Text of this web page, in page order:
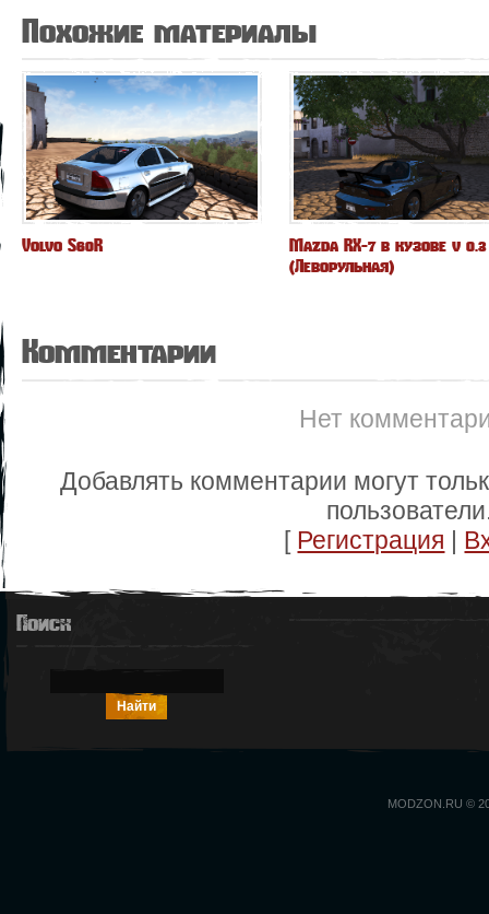
Похожие материалы
Volvo S60R
Mazda RX-7 в кузове v 0.3
(Леворульная)
Комментарии
Нет
Добавлять комментарии могут
[ Регистрация
Поиск
MODZON.RU ©